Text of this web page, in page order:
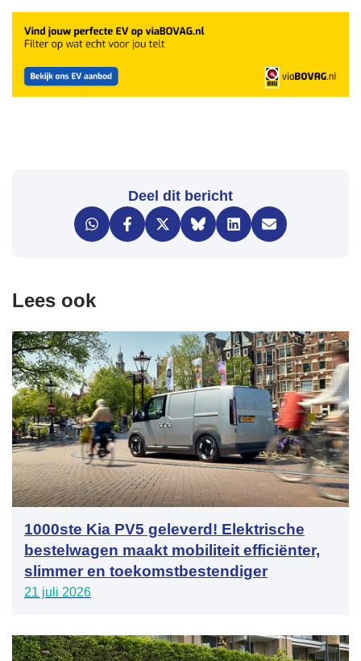
Deel dit bericht
Lees ook
1000ste Kia PV5 geleverd! Elektrische
bestelwagen maakt mobiliteit efficiënter,
slimmer en toekomstbestendiger
21 juli 2026